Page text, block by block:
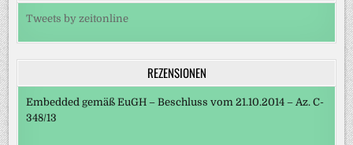
Tweets by zeitonline
REZENSIONEN
Embedded gemäß EuGH – Beschluss vom 21.10.2014 – Az. C-
348/13